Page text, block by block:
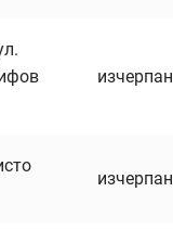
изчерпан
изчерпан